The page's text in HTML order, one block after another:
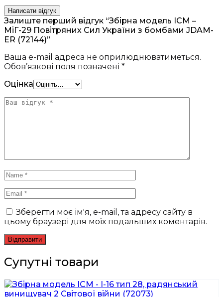
Написати відгук
Залиште перший відгук “Збірна модель ICM –
МіГ-29 Повітряних Сил України з бомбами JDAM-
ER (72144)”
Ваша e-mail адреса не оприлюднюватиметься.
Обов’язкові поля позначені *
Оцінка
Зберегти моє ім'я, e-mail, та адресу сайту в
цьому браузері для моїх подальших коментарів.
Супутні товари